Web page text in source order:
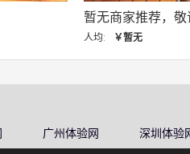
暂无商家推荐，
人均: ￥暂无
广州体验网 深圳体验